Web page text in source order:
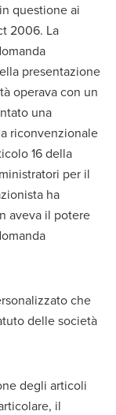
questione ai
2006. La
presentazione
operava con un
una
riconvenzionale
16 della
per il
ha
aveva il potere
che
delle società
degli articoli
il